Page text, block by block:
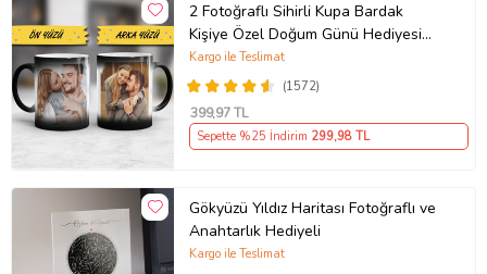
2 Fotoğraflı Sihirli Kupa Bardak
Kişiye Özel Doğum Günü Hediyesi
Sevgiliye Hediye Anneye Babaya
Ablaya Abiye Kız Erkek Kardeşe
Arkadaşa Resimli Günü Yıl Dönümü
Hediyesi
(1572)
Kargo ile Teslimat
399,97 TL
Sepette %25 İndirim 299,98 TL
Gökyüzü Yıldız Haritası Fotoğraflı ve
Anahtarlık Hediyeli
Kargo ile Teslimat